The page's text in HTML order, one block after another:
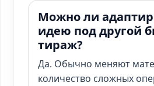
Можно ли
идею под другой
тираж?
Да. Обычно меняют
количество сложных